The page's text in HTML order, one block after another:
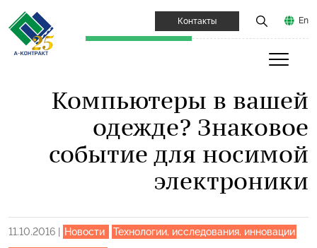
Контакты En
Компьютеры в вашей
одежде? Знаковое
событие для носимой
электроники
11.10.2016 Новости
Технологии, исследования, инновации